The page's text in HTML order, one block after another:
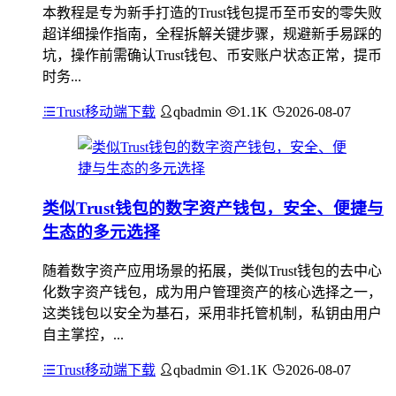
本教程是专为新手打造的Trust钱包提币至币安的零失败
超详细操作指南，全程拆解关键步骤，规避新手易踩的
坑，操作前需确认Trust钱包、币安账户状态正常，提币
时务...
Trust移动端下载 qbadmin 1.1K 2026-08-07
类似Trust钱包的数字资产钱包，安全、便捷与
生态的多元选择
随着数字资产应用场景的拓展，类似Trust钱包的去中心
化数字资产钱包，成为用户管理资产的核心选择之一，
这类钱包以安全为基石，采用非托管机制，私钥由用户
自主掌控，...
Trust移动端下载 qbadmin 1.1K 2026-08-07